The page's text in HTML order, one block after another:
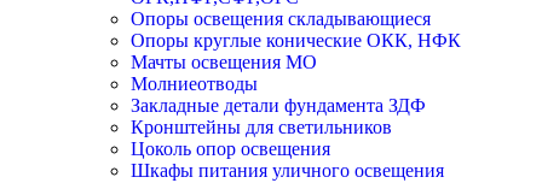
Опоры освещения складывающиеся
Опоры круглые конические ОКК, НФК
Мачты освещения МО
Молниеотводы
Закладные детали фундамента ЗДФ
Кронштейны для светильников
Цоколь опор освещения
Шкафы питания уличного освещения